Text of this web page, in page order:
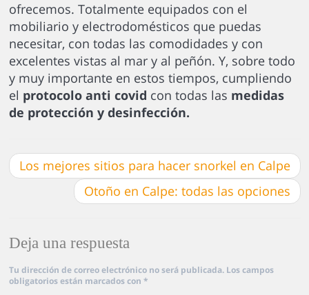
ofrecemos. Totalmente equipados con el
mobiliario y electrodomésticos que puedas
necesitar, con todas las comodidades y con
excelentes vistas al mar y al peñón. Y, sobre todo
y muy importante en estos tiempos, cumpliendo
el protocolo anti covid con todas las medidas
de protección y desinfección.
Los mejores sitios para hacer snorkel en Calpe
Otoño en Calpe: todas las opciones
Deja una respuesta
Tu dirección de correo electrónico no será publicada.Los campos
obligatorios están marcados con *